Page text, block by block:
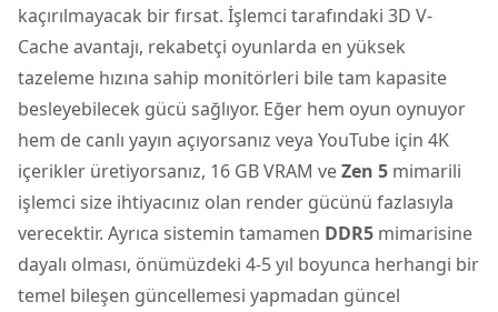
kaçırılmayacak bir fırsat. İşlemci tarafındaki 3D V-
Cache avantajı, rekabetçi oyunlarda en yüksek
tazeleme hızına sahip monitörleri bile tam kapasite
besleyebilecek gücü sağlıyor. Eğer hem oyun oynuyor
hem de canlı yayın açıyorsanız veya YouTube için 4K
içerikler üretiyorsanız, 16 GB VRAM veZen 5 mimarili
işlemci size ihtiyacınız olan render gücünü fazlasıyla
verecektir. Ayrıca sistemin tamamen DDR5 mimarisine
dayalı olması, önümüzdeki 4-5 yıl boyunca herhangi bir
temel bileşen güncellemesi yapmadan güncel